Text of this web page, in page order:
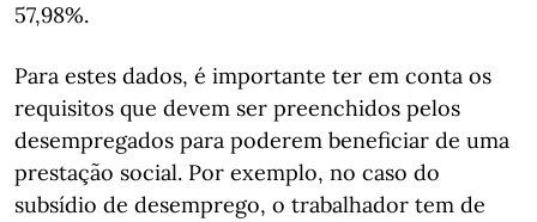
57,98%.
Para estes dados, é importante ter em conta os
requisitos que devem ser preenchidos pelos
desempregados para poderem beneficiar de uma
prestação social. Por exemplo, no caso do
subsídio de desemprego, o trabalhador tem de